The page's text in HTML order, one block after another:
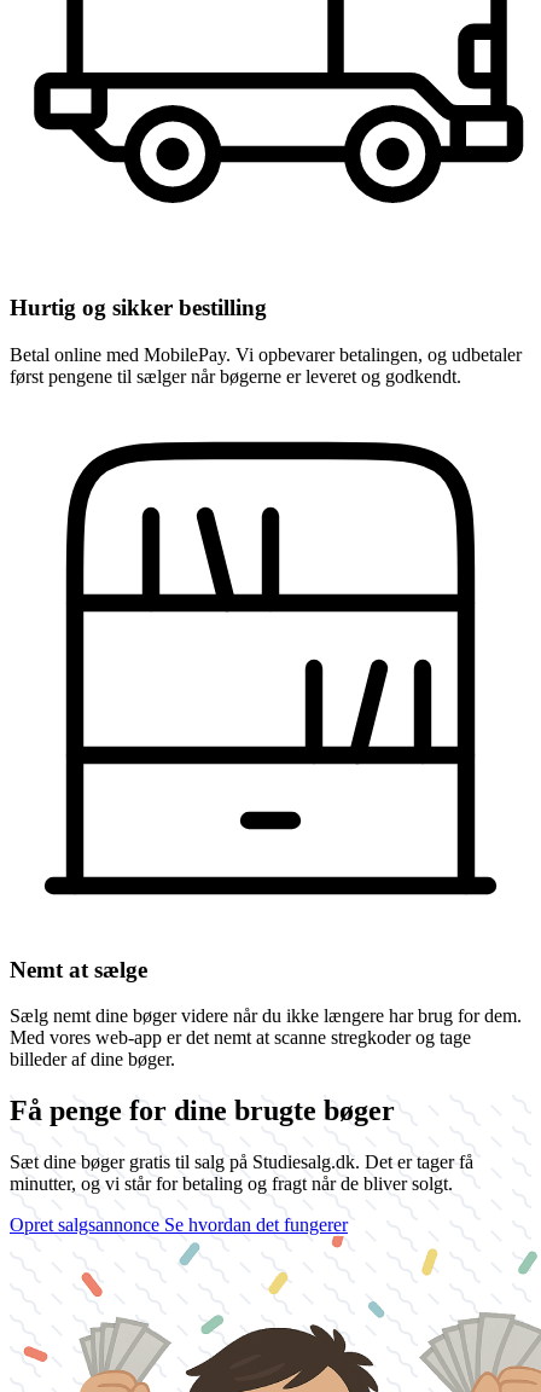
Hurtig og sikker bestilling
Betal online med MobilePay. Vi opbevarer betalingen, og udbetaler
først pengene til sælger når bøgerne er leveret og godkendt.
Nemt at sælge
Sælg nemt dine bøger videre når du ikke længere har brug for dem.
Med vores web-app er det nemt at scanne stregkoder og tage
billeder af dine bøger.
Få penge for dine brugte bøger
Sæt dine bøger gratis til salg på Studiesalg.dk. Det er tager få
minutter, og vi står for betaling og fragt når de bliver solgt.
Opret salgsannonce Se hvordan det fungerer